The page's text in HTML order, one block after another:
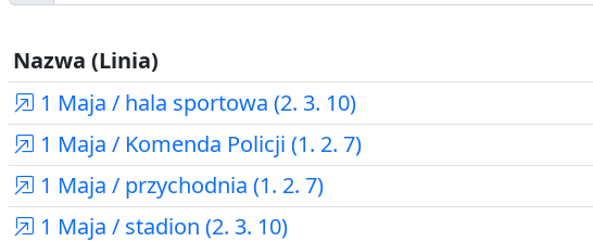
Nazwa (Linia)
1 Maja / hala sportowa (2. 3. 10)
1 Maja / Komenda Policji (1. 2. 7)
1 Maja / przychodnia (1. 2. 7)
1 Maja / stadion (2. 3. 10)